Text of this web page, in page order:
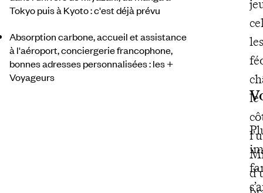
Tokyo puis à Kyoto : c'est déjà prévu
Absorption carbone, accueil et assistance
à l'aéroport, conciergerie francophone,
bonnes adresses personnalisées : les +
Voyageurs
le